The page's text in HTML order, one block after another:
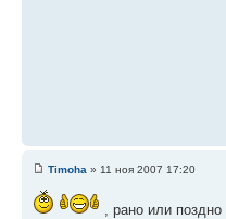
Timoha » 11 ноя 2007 17:20
, рано или